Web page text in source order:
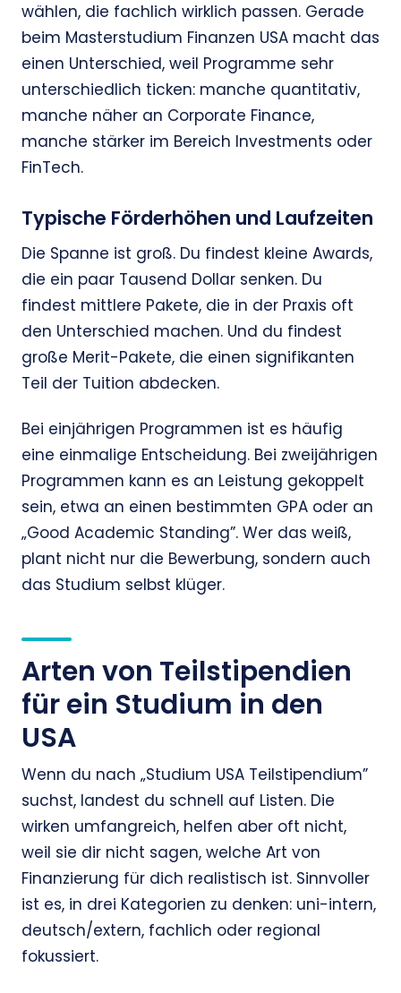
wählen, die fachlich wirklich passen. Gerade
beim Masterstudium Finanzen USA macht das
einen Unterschied, weil Programme sehr
unterschiedlich ticken: manche quantitativ,
manche näher an Corporate Finance,
manche stärker im Bereich Investments oder
FinTech.
Typische Förderhöhen und Laufzeiten
Die Spanne ist groß. Du findest kleine Awards,
die ein paar Tausend Dollar senken. Du
findest mittlere Pakete, die in der Praxis oft
den Unterschied machen. Und du findest
große Merit-Pakete, die einen signifikanten
Teil der Tuition abdecken.
Bei einjährigen Programmen ist es häufig
eine einmalige Entscheidung. Bei zweijährigen
Programmen kann es an Leistung gekoppelt
sein, etwa an einen bestimmten GPA oder an
„Good Academic Standing”. Wer das weiß,
plant nicht nur die Bewerbung, sondern auch
das Studium selbst klüger.
Arten von Teilstipendien
für ein Studium in den
USA
Wenn du nach „Studium USA Teilstipendium”
suchst, landest du schnell auf Listen. Die
wirken umfangreich, helfen aber oft nicht,
weil sie dir nicht sagen, welche Art von
Finanzierung für dich realistisch ist. Sinnvoller
ist es, in drei Kategorien zu denken: uni-intern,
deutsch/extern, fachlich oder regional
fokussiert.